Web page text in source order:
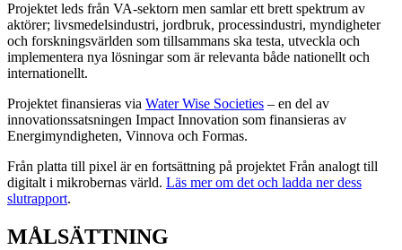
Projektet leds från VA-sektorn men samlar ett brett spektrum av
aktörer; livsmedelsindustri, jordbruk, processindustri, myndigheter
och forskningsvärlden som tillsammans ska testa, utveckla och
implementera nya lösningar som är relevanta både nationellt och
internationellt.
Projektet finansieras via Water Wise Societies – en del av
innovationssatsningen Impact Innovation som finansieras av
Energimyndigheten, Vinnova och Formas.
Från platta till pixel är en fortsättning på projektet Från analogt till
digitalt i mikrobernas värld. Läs mer om det och ladda ner dess
slutrapport.
MÅLSÄTTNING